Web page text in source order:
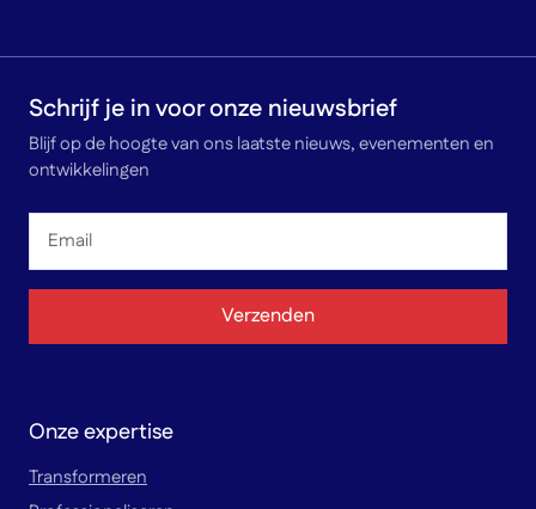
Schrijf je in voor onze nieuwsbrief
Blijf op de hoogte van ons laatste nieuws, evenementen en
ontwikkelingen
Email
Verzenden
Onze expertise
Transformeren